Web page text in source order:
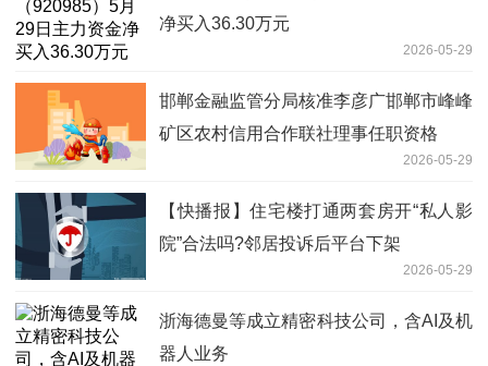
净买入36.30万元
2026-05-29
邯郸金融监管分局核准李彦广邯郸市峰峰
矿区农村信用合作联社理事任职资格
2026-05-29
【快播报】住宅楼打通两套房开“私人影
院”合法吗?邻居投诉后平台下架
2026-05-29
浙海德曼等成立精密科技公司，含AI及机
器人业务